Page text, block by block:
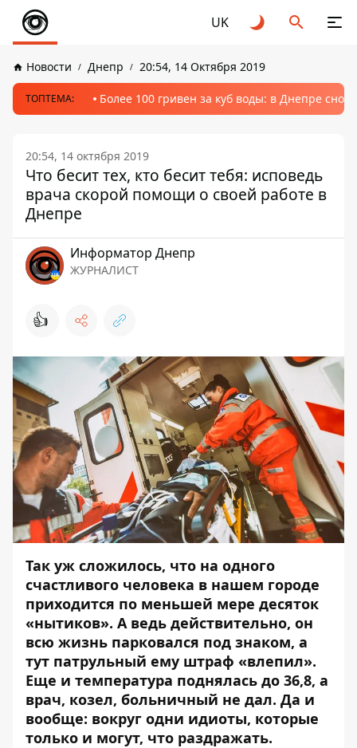
UK
Новости Днепр 20:54, 14 Октября 2019
ТОПТЕМА: Более 100 гривен за куб воды: в Днепре
20:54, 14 октября 2019
Что бесит тех, кто бесит тебя: исповедь
врача скорой помощи о своей работе в
Днепре
Информатор Днепр
ЖУРНАЛИСТ
👍
Так уж сложилось, что на одного
счастливого человека в нашем городе
приходится по меньшей мере десяток
«нытиков». А ведь действительно, он
всю жизнь парковался под знаком, а
тут патрульный ему штраф «влепил».
Еще и температура поднялась до 36,8, а
врач, козел, больничный не дал. Да и
вообще: вокруг одни идиоты, которые
только и могут, что раздражать.